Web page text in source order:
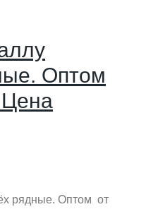
Оптом
Цена
рядные. Оптом от